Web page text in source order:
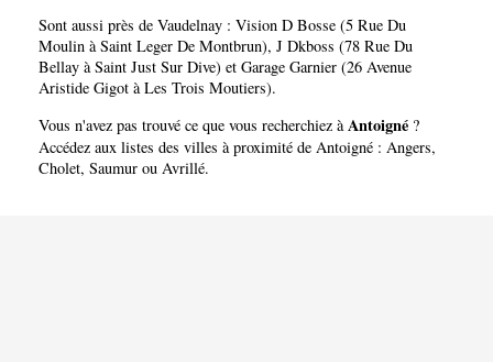
Sont aussi près de Vaudelnay : Vision D Bosse (5 Rue Du
Moulin à Saint Leger De Montbrun), J Dkboss (78 Rue Du
Bellay à Saint Just Sur Dive) et Garage Garnier (26 Avenue
Aristide Gigot à Les Trois Moutiers).
Vous n'avez pas trouvé ce que vous recherchiez àAntoigné ?
Accédez aux listes des villes à proximité de Antoigné : Angers,
Cholet, Saumur ou Avrillé.